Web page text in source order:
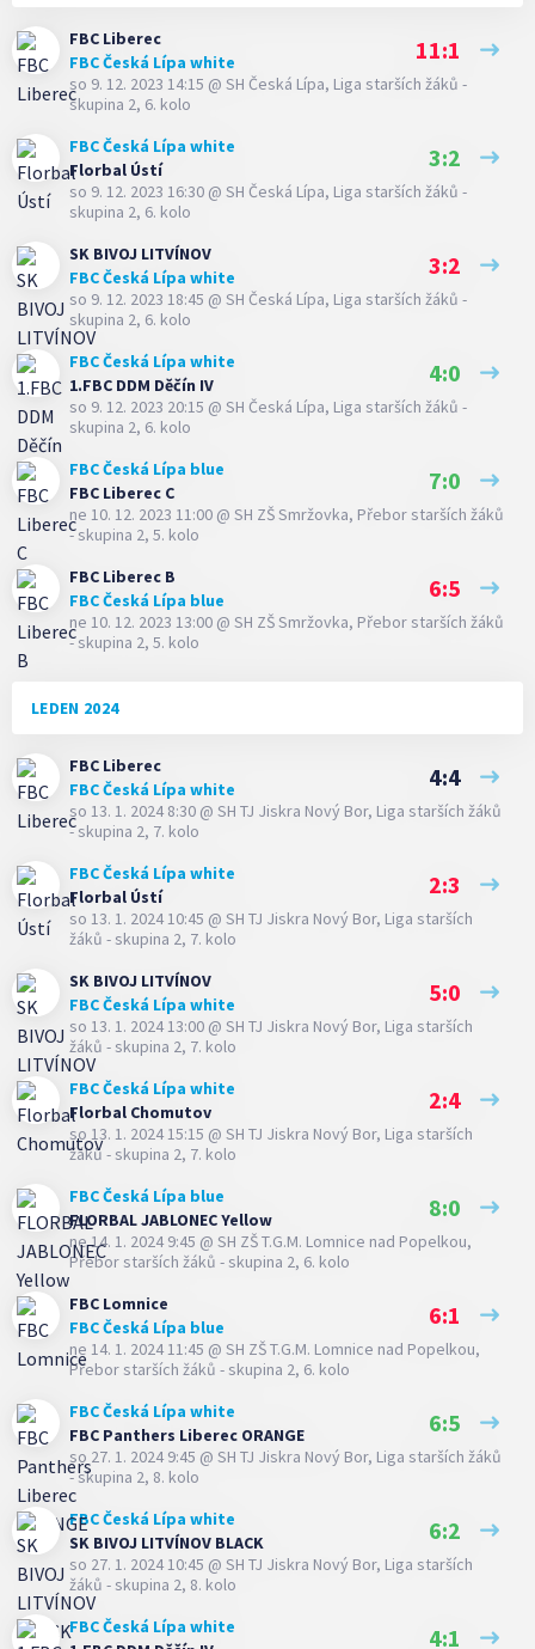
FBC Liberec
FBC Česká Lípa white
11:1
so 9. 12. 2023 14:15 @ SH Česká Lípa, Liga starších žáků -
skupina 2, 6. kolo
FBC Česká Lípa white
Florbal Ústí
3:2
so 9. 12. 2023 16:30 @ SH Česká Lípa, Liga starších žáků -
skupina 2, 6. kolo
SK BIVOJ LITVÍNOV
FBC Česká Lípa white
3:2
so 9. 12. 2023 18:45 @ SH Česká Lípa, Liga starších žáků -
skupina 2, 6. kolo
FBC Česká Lípa white
1.FBC DDM Děčín IV
4:0
so 9. 12. 2023 20:15 @ SH Česká Lípa, Liga starších žáků -
skupina 2, 6. kolo
FBC Česká Lípa blue
FBC Liberec C
7:0
ne 10. 12. 2023 11:00 @ SH ZŠ Smržovka, Přebor starších žáků
- skupina 2, 5. kolo
FBC Liberec B
FBC Česká Lípa blue
6:5
ne 10. 12. 2023 13:00 @ SH ZŠ Smržovka, Přebor starších žáků
- skupina 2, 5. kolo
LEDEN 2024
FBC Liberec
FBC Česká Lípa white
4:4
so 13. 1. 2024 8:30 @ SH TJ Jiskra Nový Bor, Liga starších žáků
- skupina 2, 7. kolo
FBC Česká Lípa white
Florbal Ústí
2:3
so 13. 1. 2024 10:45 @ SH TJ Jiskra Nový Bor, Liga starších
žáků - skupina 2, 7. kolo
SK BIVOJ LITVÍNOV
FBC Česká Lípa white
5:0
so 13. 1. 2024 13:00 @ SH TJ Jiskra Nový Bor, Liga starších
žáků - skupina 2, 7. kolo
FBC Česká Lípa white
Florbal Chomutov
2:4
so 13. 1. 2024 15:15 @ SH TJ Jiskra Nový Bor, Liga starších
žáků - skupina 2, 7. kolo
FBC Česká Lípa blue
FLORBAL JABLONEC Yellow
8:0
ne 14. 1. 2024 9:45 @ SH ZŠ T.G.M. Lomnice nad Popelkou,
Přebor starších žáků - skupina 2, 6. kolo
FBC Lomnice
FBC Česká Lípa blue
6:1
ne 14. 1. 2024 11:45 @ SH ZŠ T.G.M. Lomnice nad Popelkou,
Přebor starších žáků - skupina 2, 6. kolo
FBC Česká Lípa white
FBC Panthers Liberec ORANGE
6:5
so 27. 1. 2024 9:45 @ SH TJ Jiskra Nový Bor, Liga starších žáků
- skupina 2, 8. kolo
FBC Česká Lípa white
SK BIVOJ LITVÍNOV BLACK
6:2
so 27. 1. 2024 10:45 @ SH TJ Jiskra Nový Bor, Liga starších
žáků - skupina 2, 8. kolo
FBC Česká Lípa white
4:1